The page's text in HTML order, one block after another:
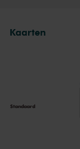
Kaarten
Standaard